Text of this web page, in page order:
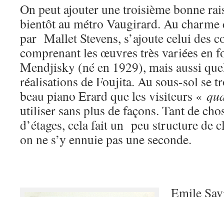
On peut ajouter une troisième bonne
bientôt au métro Vaugirard. Au charme
par Mallet Stevens, s’ajoute celui des
comprenant les œuvres très variées en
Mendjisky (né en 1929), mais aussi
réalisations de Foujita. Au sous-sol se
beau piano Erard que les visiteurs «
utiliser sans plus de façons. Tant de
d’étages, cela fait un peu structure de
on ne s’y ennuie pas une seconde.
Emile